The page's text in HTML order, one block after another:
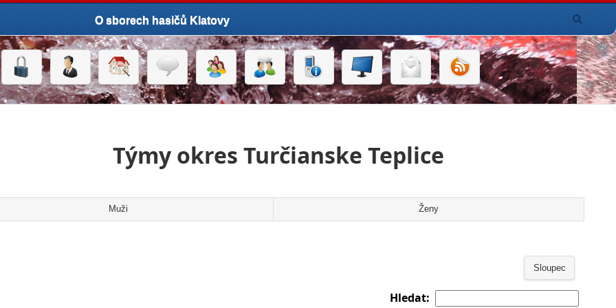
O sborech hasičů Klatovy
Týmy okres Turčianske Teplice
Muži Ženy
Sloupec
Hledat: